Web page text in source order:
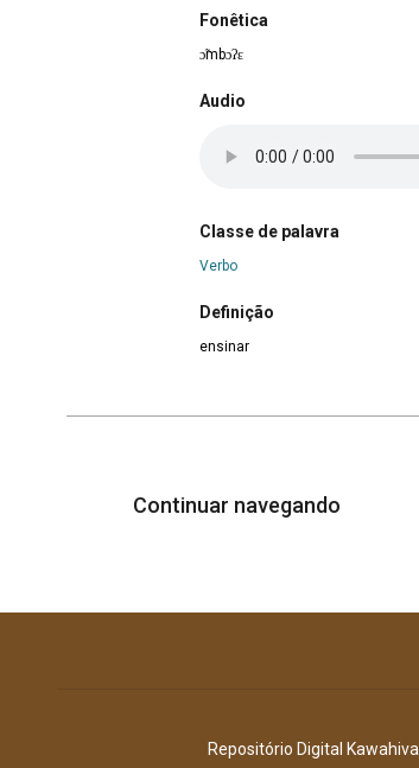
Fonêtica
ɔ̃mbɔʔɛ
Audio
Classe de palavra
Verbo
Definição
ensinar
Continuar navegando
Repositório Digital Kawahiva